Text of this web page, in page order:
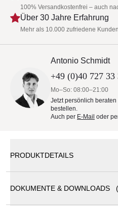
100% Versandkostenfrei – auch
Über 30 Jahre Erfahrung
Mehr als 10.000 zufriedene
Antonio Schmidt
+49 (0)40 727 33
Mo–So: 08:00–21:00
Jetzt persönlich
bestellen.
Auch per E-Mail oder
PRODUKTDETAILS
DOKUMENTE & DOWNLOADS